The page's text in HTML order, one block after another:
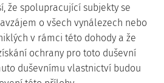
že spolupracující subjekty se
o všech vynálezech nebo
v rámci této dohody a že
ochrany pro toto duševní
duševnímu vlastnictví budou